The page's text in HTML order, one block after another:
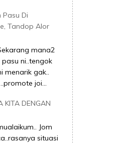
Pasu Di
Tandop Alor
mana2
ni..tengok
gak..
joi...
KITA DENGAN
Jom
situasi